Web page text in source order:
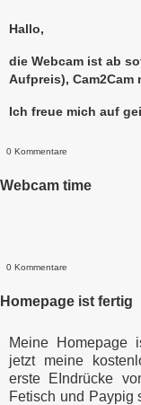
Hallo,
die Webcam ist ab
Aufpreis), Cam2Cam
Ich freue mich auf
0 Kommentare
Webcam time
0 Kommentare
Homepage ist fertig
Meine Homepage
jetzt meine
erste EIndrücke
Fetisch und Paypig